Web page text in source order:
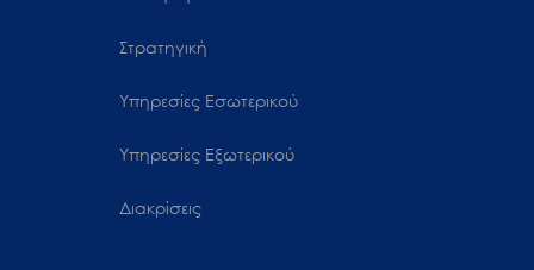
Στρατηγική
Υπηρεσίες Εσωτερικού
Υπηρεσίες Εξωτερικού
Διακρίσεις